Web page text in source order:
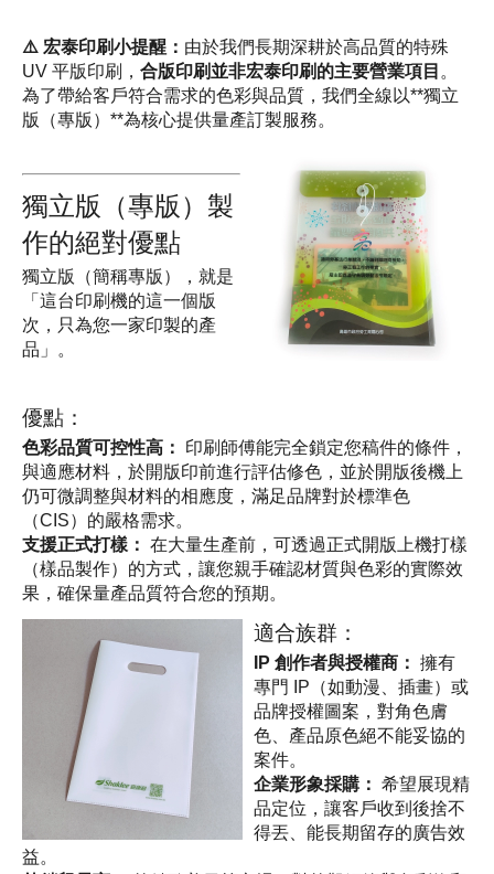
⚠️ 宏泰印刷小提醒： 由於我們長期深耕於高品質的特殊
UV 平版印刷， 合版印刷並非宏泰印刷的主要營業項目 。
為了帶給客戶符合需求的色彩與品質，我們全線以**獨立
版（專版）**為核心提供量產訂製服務。
獨立版（專版）製
作的絕對優點
獨立版（簡稱專版），就是
「這台印刷機的這一個版
次，只為您一家印製的產
品」。
優點：
色彩品質可控性高：
印刷師傅能完全鎖定您稿件的條件，
與適應材料，於開版印前進行評估修色，並於開版後機 上
仍可微調整與材料的相應度，滿足品牌對於標準色
（CIS）的嚴格需求。
支援正式打樣： 在大量生產前，可透過正式開版上機打樣
（樣品製作）的方式，讓您親手確認材質與色彩的實際效
果，確保量產品質符合您的預期。
適合族群：
IP 創作者與授權商： 擁有
專門 IP（如動漫、插畫）或
品牌授權圖案，對角色膚
色、產品原色絕不能妥協的
案件。
企業形象採購： 希望展現精
品定位，讓客戶收到後捨不
得丟、能長期留存的廣告效
益。